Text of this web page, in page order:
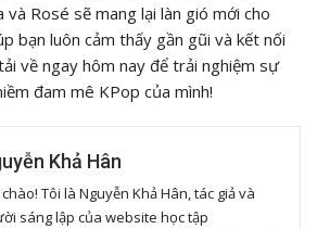
và Rosé sẽ mang lại làn gió mới cho
bạn luôn cảm thấy gần gũi và kết nối
về ngay hôm nay để trải nghiệm sự
đam mê KPop của mình!
Khả Hân
Tôi là Nguyễn Khả Hân, tác giả và
sáng lập của website học tập